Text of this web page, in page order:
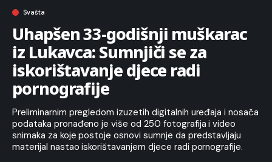
Svašta
Uhapšen 33-godišnji muškarac
iz Lukavca: Sumnjiči se za
iskorištavanje djece radi
pornografije
Preliminarnim pregledom izuzetih digitalnih uređaja i nosača
podataka pronađeno je više od 250 fotografija i video
snimaka za koje postoje osnovi sumnje da predstavljaju
materijal nastao iskorištavanjem djece radi pornografije.